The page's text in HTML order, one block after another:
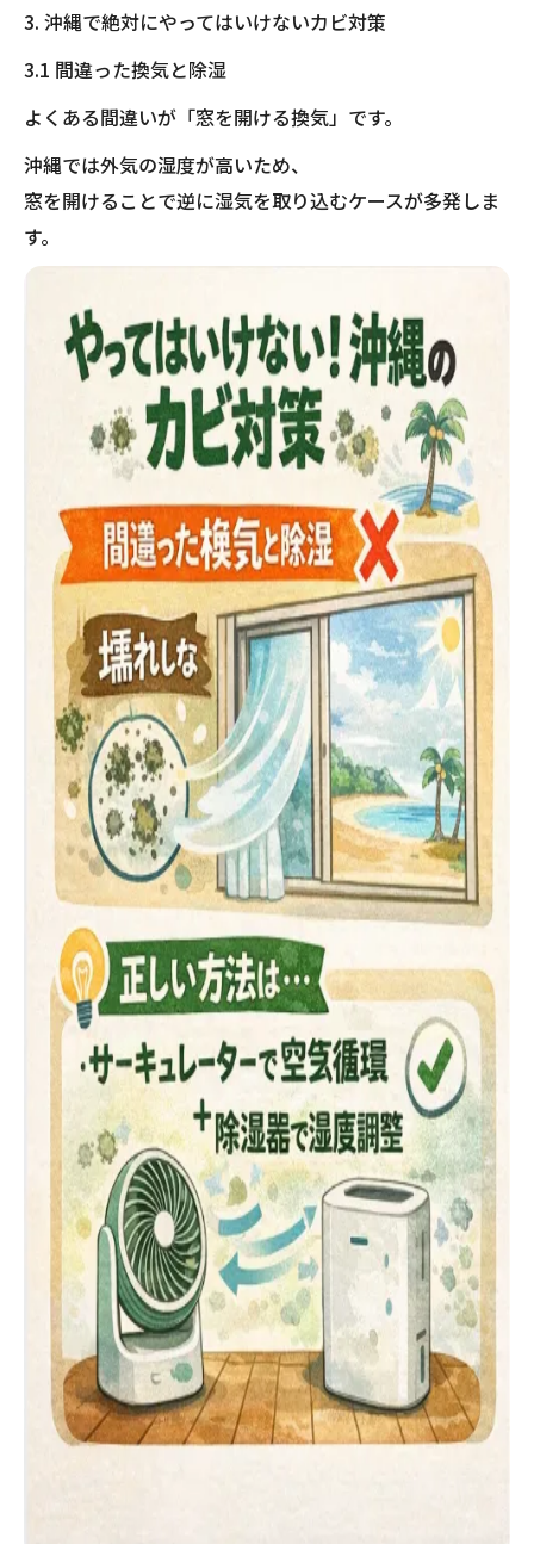
3. 沖縄で絶対にやってはいけないカビ対策
3.1 間違った換気と除湿
よくある間違いが「窓を開ける換気」です。
沖縄では外気の湿度が高いため、
窓を開けることで逆に湿気を取り込むケースが多発しま
す。